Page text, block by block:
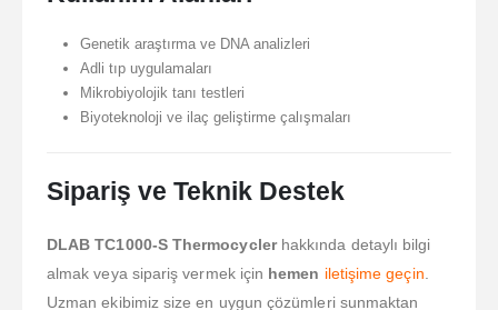
Genetik araştırma ve DNA analizleri
Adli tıp uygulamaları
Mikrobiyolojik tanı testleri
Biyoteknoloji ve ilaç geliştirme çalışmaları
Sipariş ve Teknik Destek
DLAB TC1000-S Thermocyclerhakkında detaylı bilgi
almak veya sipariş vermek için hemen iletişime geçin.
Uzman ekibimiz size en uygun çözümleri sunmaktan